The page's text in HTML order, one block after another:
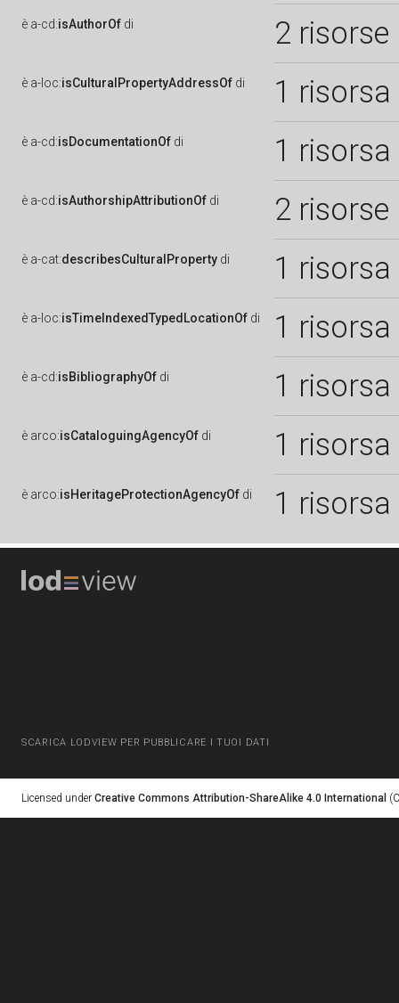
è a-cd:isAuthorOf di 2 risorse
è a-loc:isCulturalPropertyAddressOf di 1 risorsa
è a-cd:isDocumentationOf di 1 risorsa
è a-cd:isAuthorshipAttributionOf di 2 risorse
è a-cat:describesCulturalProperty di 1 risorsa
è a-loc:isTimeIndexedTypedLocationOf di 1 risorsa
è a-cd:isBibliographyOf di 1 risorsa
è arco:isCataloguingAgencyOf di 1 risorsa
è arco:isHeritageProtectionAgencyOf di 1 risorsa
SCARICA LODVIEW PER PUBBLICARE I TUOI DATI
Licensed under Creative Commons Attribution-ShareAlike 4.0 International